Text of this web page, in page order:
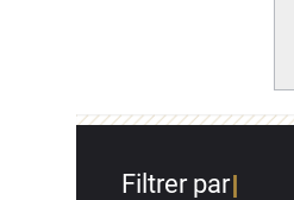
Filtrer par